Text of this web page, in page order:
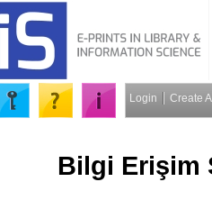
Login Create
Bilgi Erişim